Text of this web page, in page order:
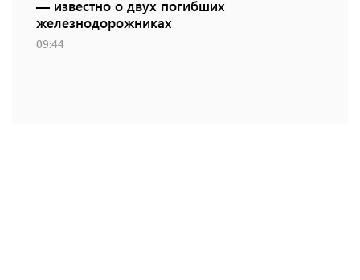
— известно о двух погибших
железнодорожниках
09:44